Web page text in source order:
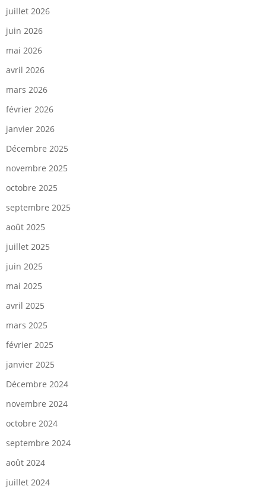
juillet 2026
juin 2026
mai 2026
avril 2026
mars 2026
février 2026
janvier 2026
Décembre 2025
novembre 2025
octobre 2025
septembre 2025
août 2025
juillet 2025
juin 2025
mai 2025
avril 2025
mars 2025
février 2025
janvier 2025
Décembre 2024
novembre 2024
octobre 2024
septembre 2024
août 2024
juillet 2024